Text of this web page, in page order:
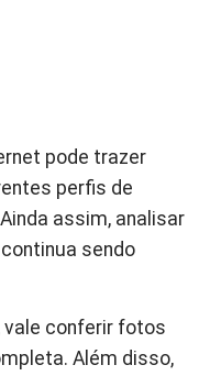
pode trazer
perfis de
assim, analisar
sendo
vale conferir fotos
Além disso,